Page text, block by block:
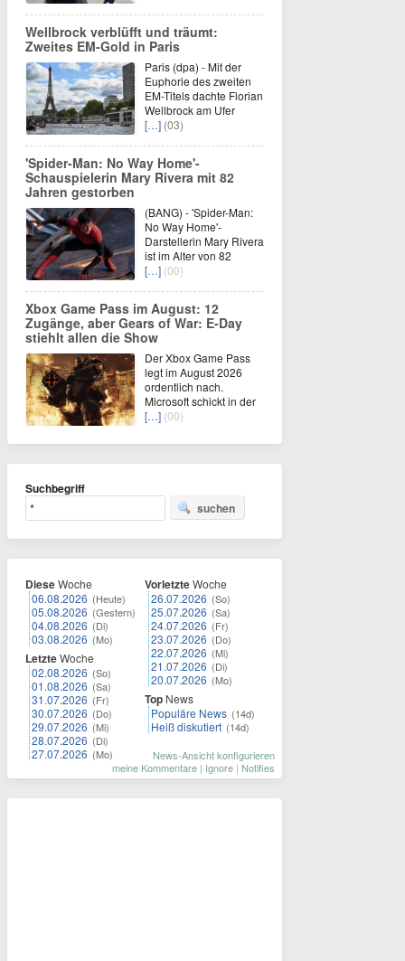
Wellbrock verblüfft und träumt:
Zweites EM-Gold in Paris
Paris (dpa) - Mit der
Euphorie des zweiten
EM-Titels dachte Florian
Wellbrock am Ufer
[…] (03)
'Spider-Man: No Way Home'-
Schauspielerin Mary Rivera mit 82
Jahren gestorben
(BANG) - 'Spider-Man:
No Way Home'-
Darstellerin Mary Rivera
ist im Alter von 82
[…] (00)
Xbox Game Pass im August: 12
Zugänge, aber Gears of War: E-Day
stiehlt allen die Show
Der Xbox Game Pass
legt im August 2026
ordentlich nach.
Microsoft schickt in der
[…] (00)
Suchbegriff
suchen
DieseWoche
06.08.2026 (Heute)
05.08.2026 (Gestern)
04.08.2026 (Di)
03.08.2026 (Mo)
LetzteWoche
02.08.2026 (So)
01.08.2026 (Sa)
31.07.2026 (Fr)
30.07.2026 (Do)
29.07.2026 (Mi)
28.07.2026 (Di)
27.07.2026 (Mo)
VorletzteWoche
26.07.2026 (So)
25.07.2026 (Sa)
24.07.2026 (Fr)
23.07.2026 (Do)
22.07.2026 (Mi)
21.07.2026 (Di)
20.07.2026 (Mo)
Top News
Populäre News (14d)
Heiß diskutiert (14d)
News-Ansicht konfigurieren
meine Kommentare | Ignore | Notifies